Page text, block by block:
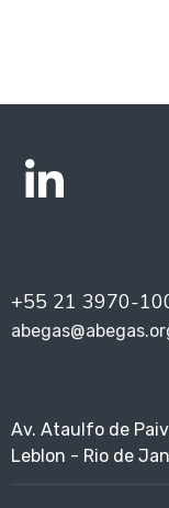
+55 21 3970-
Av. Ataulfo de
Leblon - Rio de